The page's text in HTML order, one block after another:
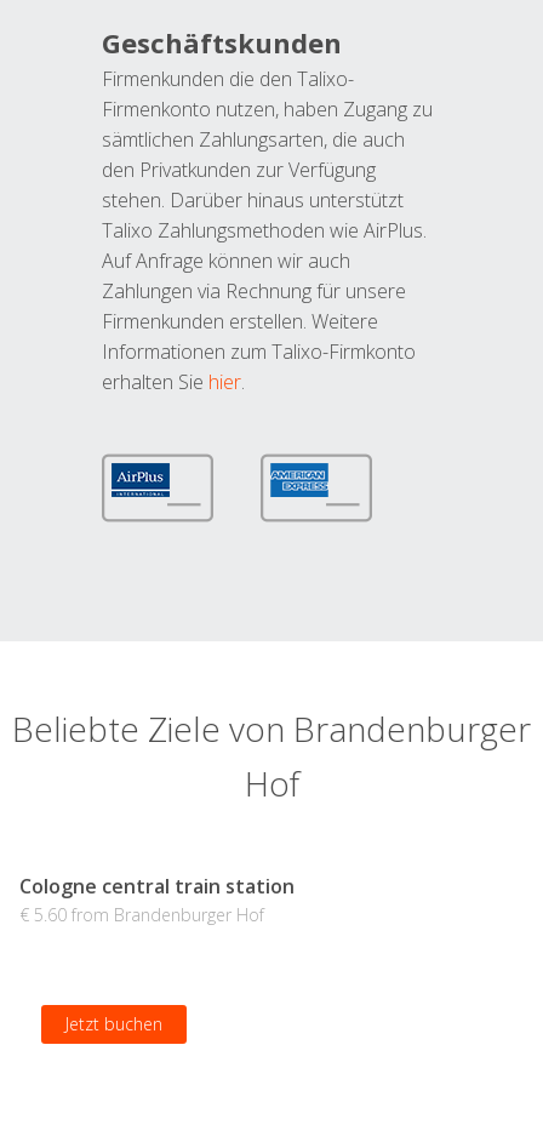
Geschäftskunden
Firmenkunden die den Talixo-
Firmenkonto nutzen, haben Zugang zu
sämtlichen Zahlungsarten, die auch
den Privatkunden zur Verfügung
stehen. Darüber hinaus unterstützt
Talixo Zahlungsmethoden wie AirPlus.
Auf Anfrage können wir auch
Zahlungen via Rechnung für unsere
Firmenkunden erstellen. Weitere
Informationen zum Talixo-Firmkonto
erhalten Sie hier.
Beliebte Ziele von Brandenburger
Hof
Cologne central train station
€ 5.60 from Brandenburger Hof
Jetzt buchen